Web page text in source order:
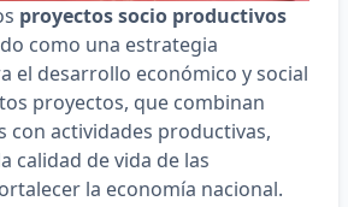
proyectos socio productivos
como una estrategia
el desarrollo económico y social
proyectos, que combinan
con actividades productivas,
calidad de vida de las
la economía nacional.​